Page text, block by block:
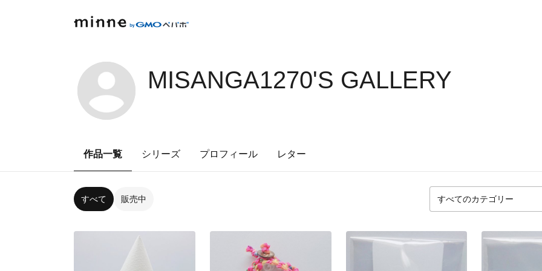
MISANGA1270'S GALLERY
作品一覧 シリーズ プロフィール レター
すべて 販売中